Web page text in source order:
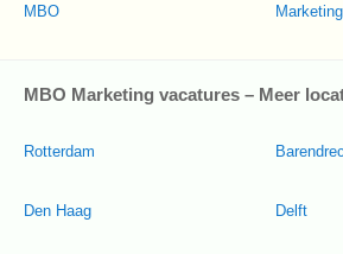
MBO Marketing
MBO Marketing vacatures – Meer
Rotterdam
Den Haag Delft